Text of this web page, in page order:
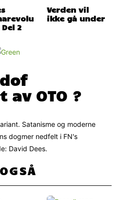
2
Verden vil
ikke gå under
OTO ?
Satanisme og moderne
dogmer nedfelt i FN's
David Dees.